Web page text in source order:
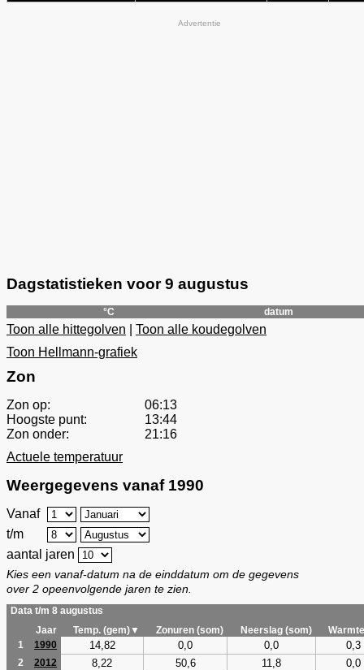
Advertentie
Dagstatistieken voor 9 augustus
°C datum
Toon alle hittegolven
Toon alle koudegolven
Toon Hellmann-grafiek
Zon
Zon op:
06:13
Hoogste punt:
13:44
Zon onder:
21:16
Actuele temperatuur
Weergegevens vanaf 1990
Vanaf
t/m
aantal jaren
Kies een vanaf-datum na de einddatum om de gegevens
over 2 opeenvolgende jaren te zien.
Data t/m 8 augustus
Jaar
Temp. (gem)▼ Zonuren (som) Neerslag (som)
1
1990 14,82 0,0 0,0 0,3
2 2012 8,22 50,6 11,8 0,0